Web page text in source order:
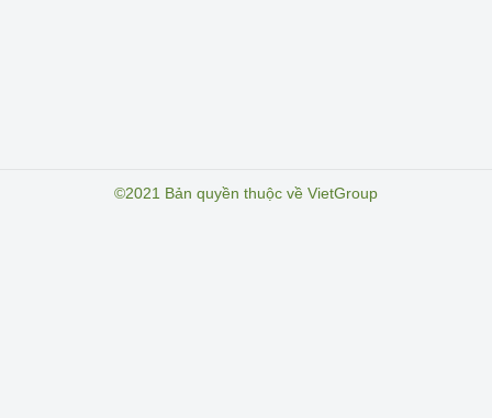
©2021 Bản quyền thuộc về VietGroup